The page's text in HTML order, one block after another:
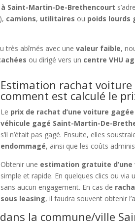
Saint-Martin-De-Brethencourt
camions, utilitaires ou poids lourds
très abîmés avec unevaleur faible,
ou dirigé vers un centre VHU
Estimation rachat
comment est calculé le
Le prix de rachat d’une voiture gagée
véhicule gagé Saint-Martin-De-
s’il n’était pas gagé. Ensuite, elles
endommagé, ainsi que les coûts
Obtenir une estimation gratuite
simple et rapide. En quelques clics ou
sans aucun engagement. En cas de
sous leasing, il faudra souvent obtenir
la commune/ville